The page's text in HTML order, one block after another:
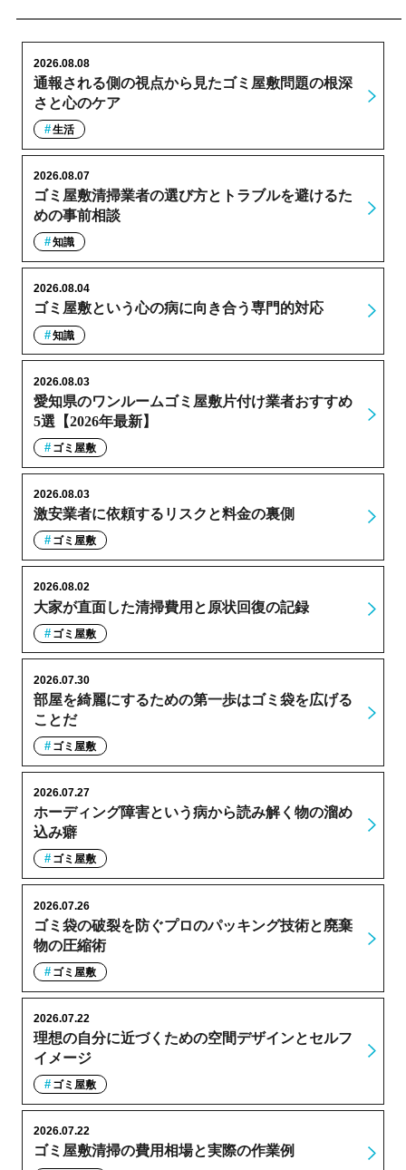
通報される側の視点から見たゴミ屋敷問題の根深
さと心のケア
2026.08.08
生活
ゴミ屋敷清掃業者の選び方とトラブルを避けるた
めの事前相談
2026.08.07
知識
ゴミ屋敷という心の病に向き合う専門的対応
2026.08.04
知識
愛知県のワンルームゴミ屋敷片付け業者おすすめ
5選【2026年最新】
2026.08.03
ゴミ屋敷
激安業者に依頼するリスクと料金の裏側
2026.08.03
ゴミ屋敷
大家が直面した清掃費用と原状回復の記録
2026.08.02
ゴミ屋敷
部屋を綺麗にするための第一歩はゴミ袋を広げる
ことだ
2026.07.30
ゴミ屋敷
ホーディング障害という病から読み解く物の溜め
込み癖
2026.07.27
ゴミ屋敷
ゴミ袋の破裂を防ぐプロのパッキング技術と廃棄
物の圧縮術
2026.07.26
ゴミ屋敷
理想の自分に近づくための空間デザインとセルフ
イメージ
2026.07.22
ゴミ屋敷
ゴミ屋敷清掃の費用相場と実際の作業例
2026.07.22